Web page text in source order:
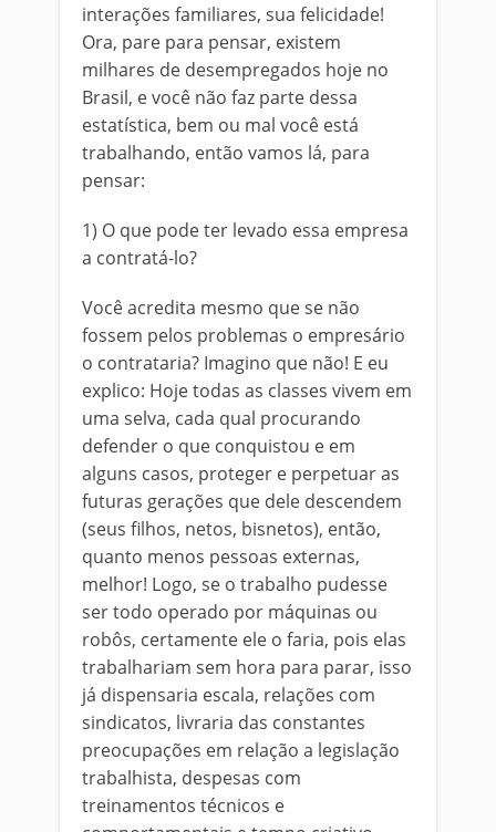
interações familiares, sua felicidade!
Ora, pare para pensar, existem
milhares de desempregados hoje no
Brasil, e você não faz parte dessa
estatística, bem ou mal você está
trabalhando, então vamos lá, para
pensar:
1) O que pode ter levado essa empresa
a contratá-lo?
Você acredita mesmo que se não
fossem pelos problemas o empresário
o contrataria? Imagino que não! E eu
explico: Hoje todas as classes vivem em
uma selva, cada qual procurando
defender o que conquistou e em
alguns casos, proteger e perpetuar as
futuras gerações que dele descendem
(seus filhos, netos, bisnetos), então,
quanto menos pessoas externas,
melhor! Logo, se o trabalho pudesse
ser todo operado por máquinas ou
robôs, certamente ele o faria, pois elas
trabalhariam sem hora para parar, isso
já dispensaria escala, relações com
sindicatos, livraria das constantes
preocupações em relação a legislação
trabalhista, despesas com
treinamentos técnicos e